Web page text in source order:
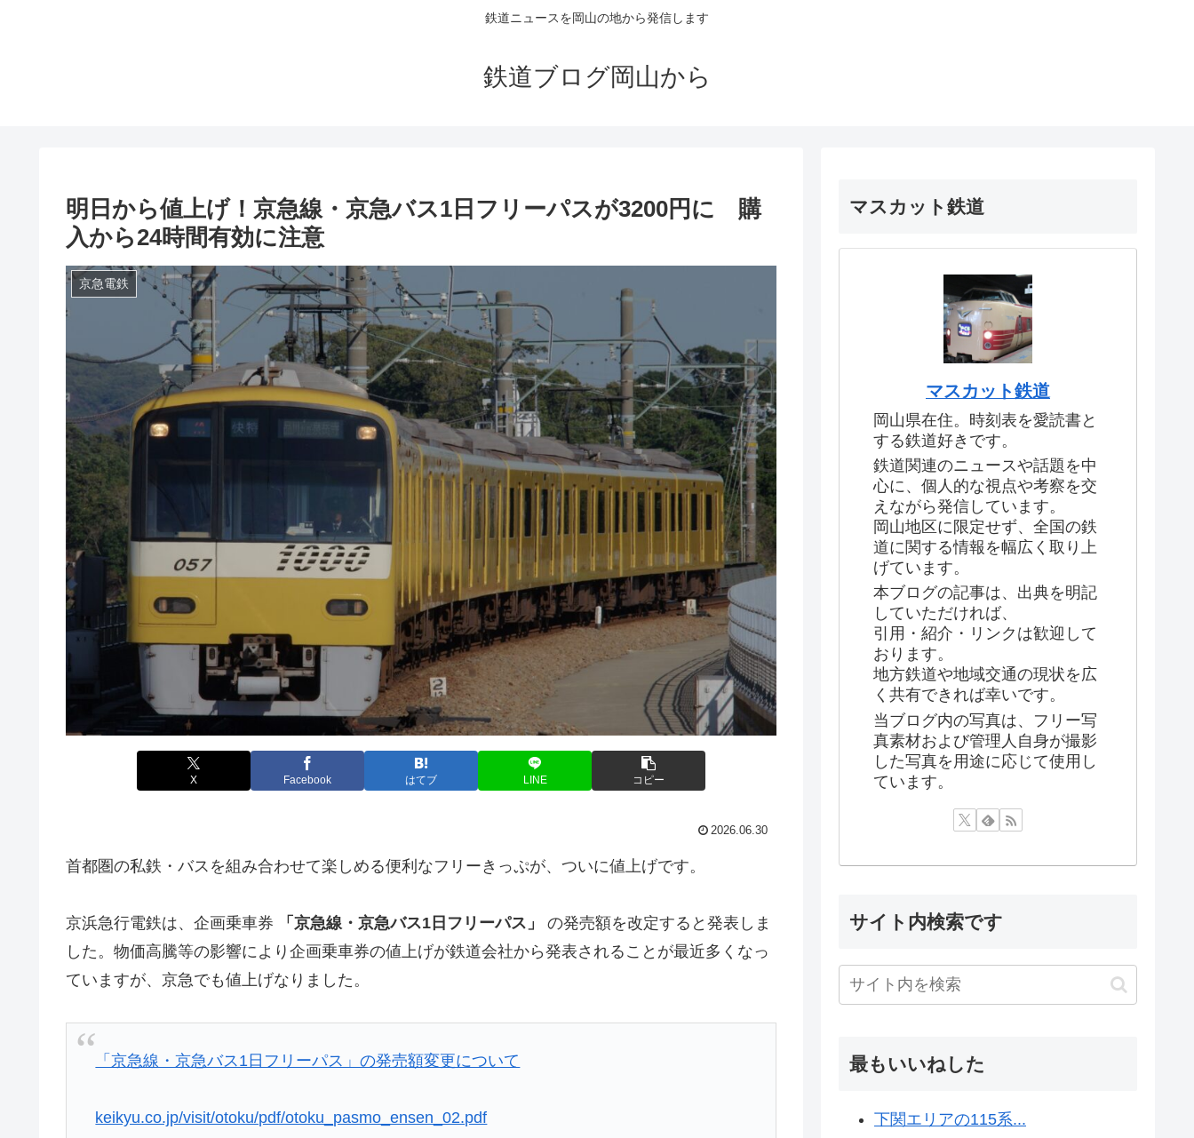
鉄道ニュースを岡山の地から発信します
鉄道ブログ岡山から
明日から値上げ！京急線・京急バス1日フリーパスが3200円に 購
入から24時間有効に注意
京急電鉄
X Facebook はてブ LINE コピー
2026.06.30
首都圏の私鉄・バスを組み合わせて楽しめる便利なフリーきっぷが、ついに値上げです。
京浜急行電鉄は、企画乗車券 「京急線・京急バス1日フリーパス」
の発売額を改定すると発表しま
した。物価高騰等の影響により企画乗車券の値上げが鉄道会社から発表されることが最近多くなっ
ていますが、京急でも値上げなりました。
「京急線・京急バス1日フリーパス」の発売額変更について
keikyu.co.jp/visit/otoku/pdf/otoku_pasmo_ensen_02.pdf
マスカット鉄道
マスカット鉄道
岡山県在住。時刻表を愛読書と
する鉄道好きです。
鉄道関連のニュースや話題を中
心に、個人的な視点や考察を交
えながら発信しています。
岡山地区に限定せず、全国の鉄
道に関する情報を幅広く取り上
げています。
本ブログの記事は、出典を明記
していただければ、
引用・紹介・リンクは歓迎して
おります。
地方鉄道や地域交通の現状を広
く共有できれば幸いです。
当ブログ内の写真は、フリー写
真素材および管理人自身が撮影
した写真を用途に応じて使用し
ています。
サイト内検索です
最もいいねした
下関エリアの115系...